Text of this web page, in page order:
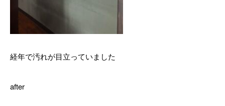
経年で汚れが目立っていました
after